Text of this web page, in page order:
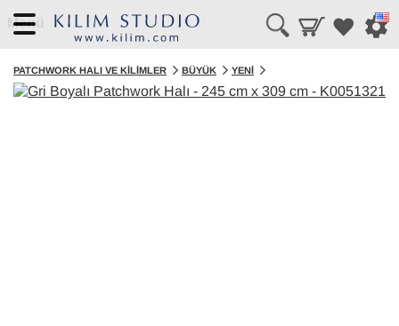
Menü
PATCHWORK HALI VE KILIMLER BÜYÜK YENI